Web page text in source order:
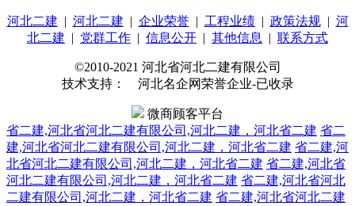
河北二建 | 河北二建 | 企业荣誉| 工程业绩| 政策法规| 河
北二建 | 党群工作 | 信息公开 | 其他信息 | 联系方式
©2010-2021 河北省河北二建有限公司
技术支持： 河北名企网荣誉企业-已收录
微商顾客平台
省二建,河北省河北二建有限公司,河北二建，河北省二建 省二
建,河北省河北二建有限公司,河北二建，河北省二建 省二建,河
北省河北二建有限公司,河北二建，河北省二建 省二建,河北省
河北二建有限公司,河北二建，河北省二建 省二建,河北省河北
二建有限公司,河北二建，河北省二建 省二建,河北省河北二建